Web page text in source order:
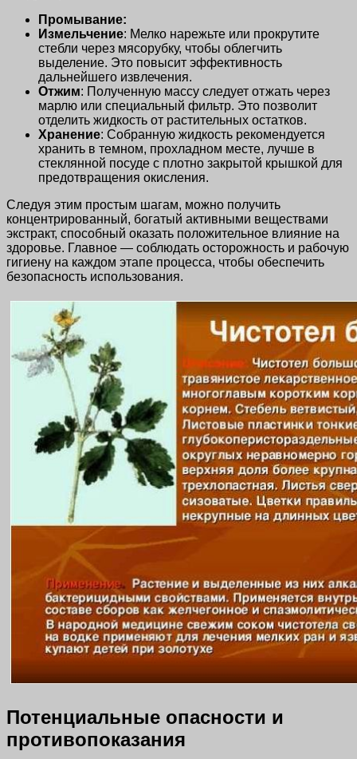
Промывание:
Измельчение: Мелко нарежьте или прокрутите
стебли через мясорубку, чтобы облегчить
выделение. Это повысит эффективность
дальнейшего извлечения.
Отжим: Полученную массу следует отжать через
марлю или специальный фильтр. Это позволит
отделить жидкость от растительных остатков.
Хранение: Собранную жидкость рекомендуется
хранить в темном, прохладном месте, лучше в
стеклянной посуде с плотно закрытой крышкой для
предотвращения окисления.
Следуя этим простым шагам, можно получить
концентрированный, богатый активными веществами
экстракт, способный оказать положительное влияние на
здоровье. Главное — соблюдать осторожность и рабочую
гигиену на каждом этапе процесса, чтобы обеспечить
безопасность использования.
Потенциальные опасности и
противопоказания